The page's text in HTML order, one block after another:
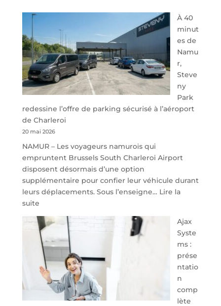
À 40
minut
es de
Namu
r,
Steve
ny
Park
redessine l’offre de parking sécurisé à l’aéroport
de Charleroi
20 mai 2026
NAMUR – Les voyageurs namurois qui
empruntent Brussels South Charleroi Airport
disposent désormais d’une option
supplémentaire pour confier leur véhicule durant
leurs déplacements. Sous l’enseigne… Lire la
suite:
À
40
minutes
de
Namur,
Steveny
Park
redessine
Ajax
Syste
ms :
prése
ntatio
n
comp
lète